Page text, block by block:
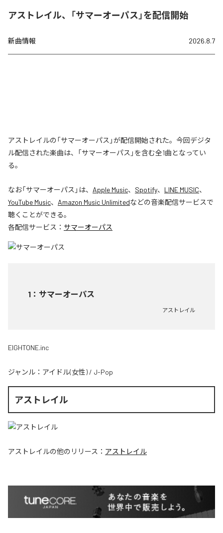
アストレイル、「サマーオーパス」を配信開始
新曲情報 2026.8.7
アストレイルの「サマーオーパス」が配信開始された。今回デジタ
ル配信された楽曲は、「サマーオーパス」を含む全1曲となってい
る。
なお「サマーオーパス 」は、 Apple Music、 Spotify、 LINE MUSIC、
YouTube Music、 Amazon Music Unlimitedなどの音楽配信サービスで
聴くことができる。
各配信サービス： サマーオーパス
1 ： サマーオーパス
アストレイル
EIGHTONE.inc
ジャンル： アイドル(女性) / J-Pop
アストレイル
アストレイルの他のリリース： アストレイル